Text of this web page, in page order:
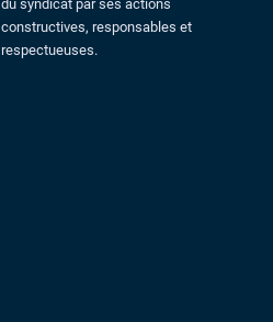
du syndicat par ses actions
constructives, responsables et
respectueuses.